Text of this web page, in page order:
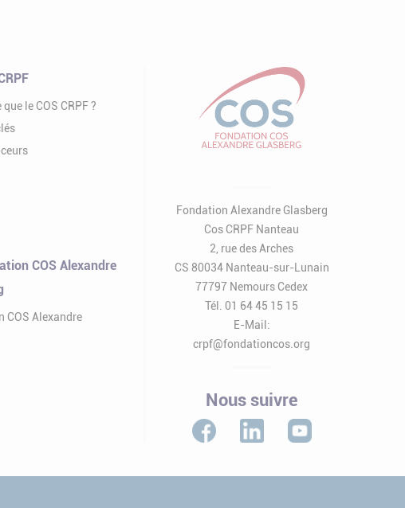
que le COS CRPF ?
COS Alexandre
COS Alexandre
Fondation Alexandre Glasberg
Cos CRPF Nanteau
2, rue des Arches
CS 80034 Nanteau-sur-Lunain
77797 Nemours Cedex
Tél. 01 64 45 15 15
E-Mail:
crpf@fondationcos.org
Nous suivre